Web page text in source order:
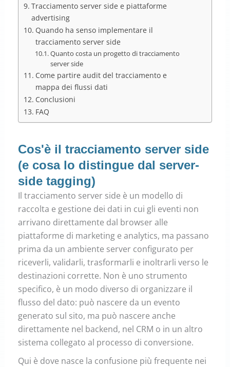
Tracciamento server side e piattaforme
advertising
Quando ha senso implementare il
tracciamento server side
Quanto costa un progetto di tracciamento
server side
Come partire audit del tracciamento e
mappa dei flussi dati
Conclusioni
FAQ
Cos'è il tracciamento server side
(e cosa lo distingue dal server-
side tagging)
Il tracciamento server side è un modello di
raccolta e gestione dei dati in cui gli eventi non
arrivano direttamente dal browser alle
piattaforme di marketing e analytics, ma passano
prima da un ambiente server configurato per
riceverli, validarli, trasformarli e inoltrarli verso le
destinazioni corrette. Non è uno strumento
specifico, è un modo diverso di organizzare il
flusso del dato: può nascere da un evento
generato sul sito, ma può nascere anche
direttamente nel backend, nel CRM o in un altro
sistema collegato al processo di conversione.
Qui è dove nasce la confusione più frequente nei